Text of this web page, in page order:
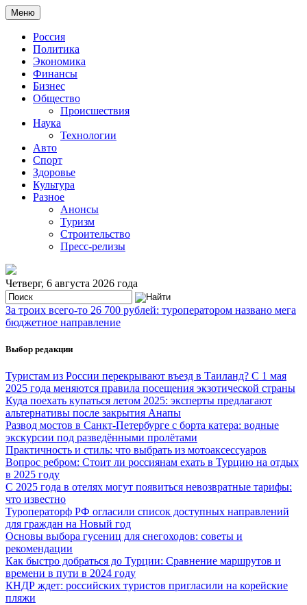
Меню
Россия
Политика
Экономика
Финансы
Бизнес
Общество
Происшествия
Наука
Технологии
Авто
Спорт
Здоровье
Культура
Разное
Анонсы
Туризм
Строительство
Пресс-релизы
Четверг, 6 августа 2026 года
За троих всего-то 26 700 рублей: туроператором названо мега
бюджетное направление
Выбор редакции
Туристам из России перекрывают въезд в Таиланд? С 1 мая
2025 года меняются правила посещения экзотической страны
Куда поехать купаться летом 2025: эксперты предлагают
альтернативы после закрытия Анапы
Развод мостов в Санкт-Петербурге с борта катера: водные
экскурсии под разведёнными пролётами
Практичность и стиль: что выбрать из мотоаксессуаров
Вопрос ребром: Стоит ли россиянам ехать в Турцию на отдых
в 2025 году
С 2025 года в отелях могут появиться невозвратные тарифы:
что известно
Туроператорф РФ огласили список доступных направлений
для граждан на Новый год
Основы выбора гусениц для снегоходов: советы и
рекомендации
Как быстро добраться до Турции: Сравнение маршрутов и
времени в пути в 2024 году
КНДР ждет: российских туристов пригласили на корейские
пляжи